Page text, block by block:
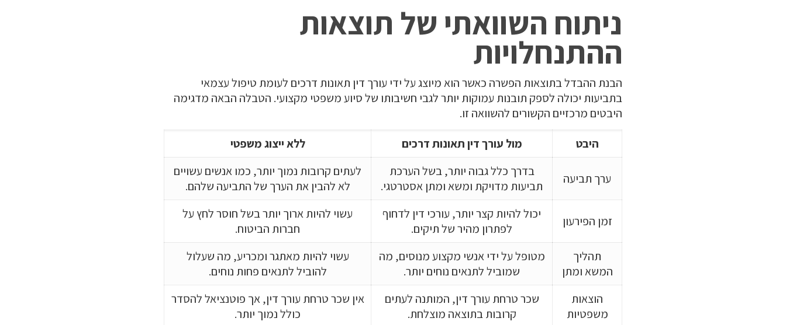
ניתוח השוואתי של תוצאות
ההתנחלויות
הבנת ההבדל בתוצאות הפשרה כאשר הוא מיוצג על ידי עורך דין תאונות דרכים לעומת טיפול עצמאי
בתביעות יכולה לספק תובנות עמוקות יותר לגבי חשיבותו של סיוע משפטי מקצועי. הטבלה הבאה מדגימה
היבטים מרכזיים הקשורים להשוואה זו.
היבט
מול עורך דין תאונות דרכים ללא ייצוג משפטי
ערך תביעה
בדרך כלל גבוה יותר, בשל הערכת
תביעות מדויקת ומשא ומתן אסטרטגי.
לעתים קרובות נמוך יותר, כמו אנשים עשויים
לא להבין את הערך של התביעה שלהם.
זמן הפירעון
יכול להיות קצר יותר, עורכי דין לדחוף
לפתרון מהיר של תיקים.
עשוי להיות ארוך יותר בשל חוסר לחץ על
חברות הביטוח.
תהליך
המשא ומתן
מטופל על ידי אנשי מקצוע מנוסים, מה
שמוביל לתנאים נוחים יותר.
עשוי להיות מאתגר ומכריע, מה שעלול
להוביל לתנאים פחות נוחים.
הוצאות
משפטיות
שכר טרחת עורך דין, המותנה לעתים
קרובות בתוצאה מוצלחת.
אין שכר טרחת עורך דין, אך פוטנציאל להסדר
כולל נמוך יותר.